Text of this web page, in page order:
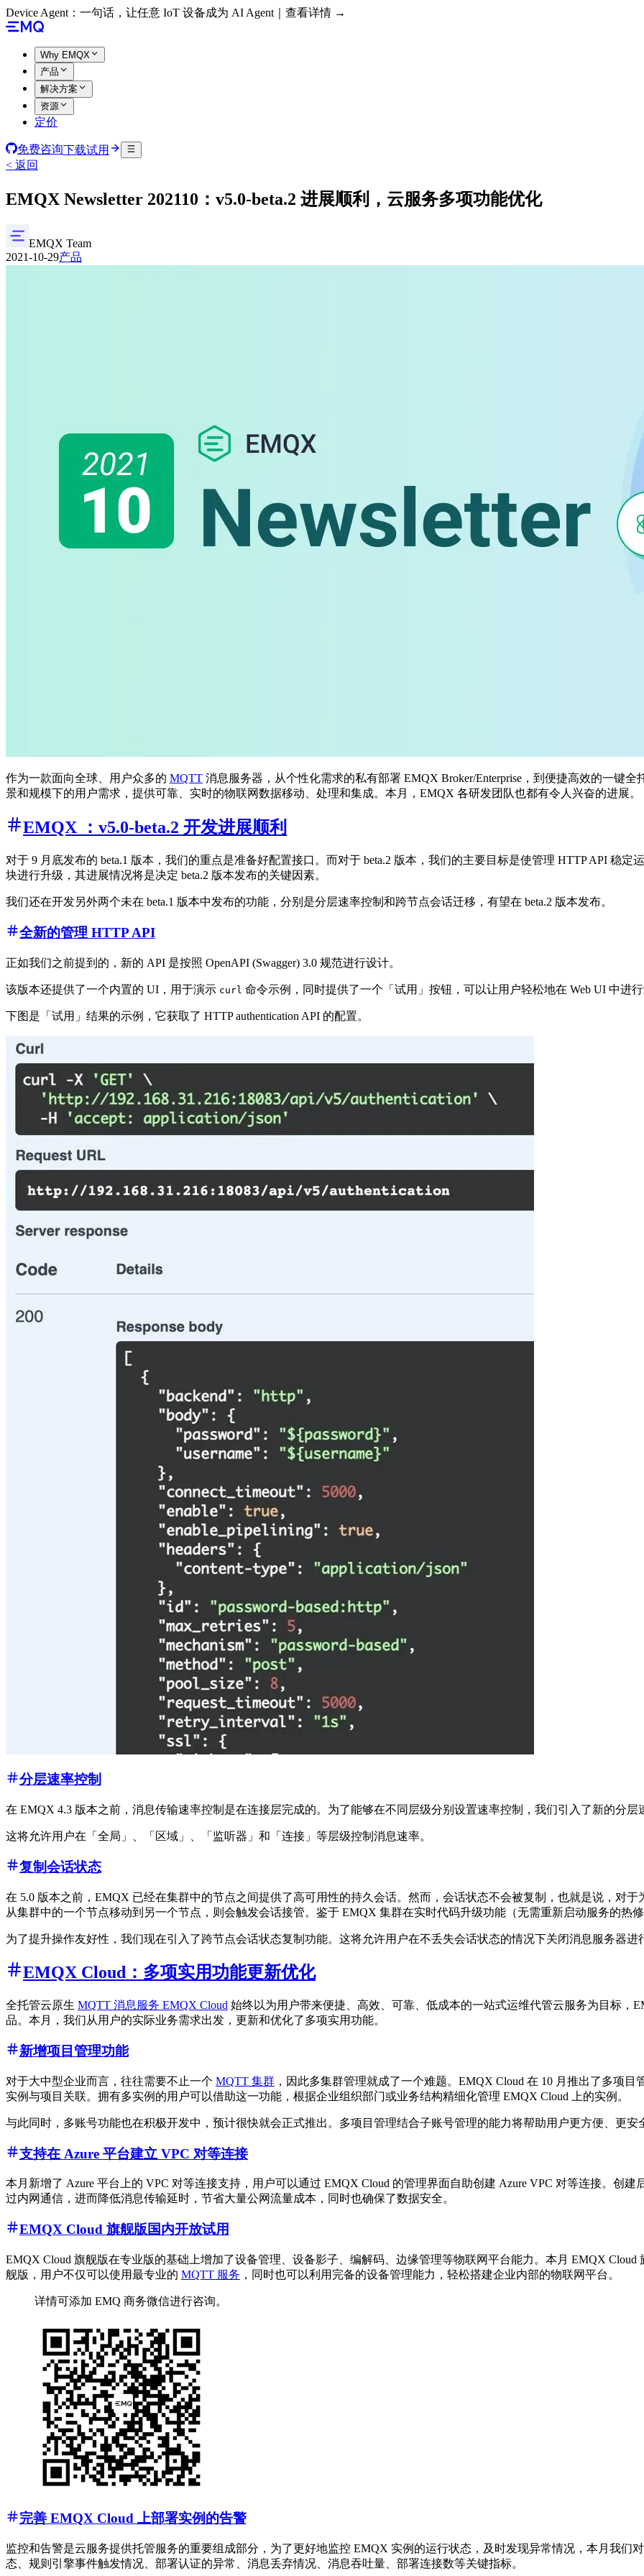
Device Agent：一句话，让任意 IoT 设备成为 AI Agent｜查看详情 →
Why EMQX
产品
解决方案
资源
定价
免费咨询下载试用
< 返回
EMQX Newsletter 202110：v5.0-beta.2 进展顺利，云服务多项功能优化
EMQX Team
2021-10-29产品
作为一款面向全球、用户众多的 MQTT 消息服务器，从个性化需求的私有部署 EMQX Broker/Enterprise，到便捷高效的一键全
景和规模下的用户需求，提供可靠、实时的物联网数据移动、处理和集成。本月，EMQX 各研发团队也都有令人兴奋的进展。
EMQX ：v5.0-beta.2 开发进展顺利
对于 9 月底发布的 beta.1 版本，我们的重点是准备好配置接口。而对于 beta.2 版本，我们的主要目标是使管理 HTTP API 稳
块进行升级，其进展情况将是决定 beta.2 版本发布的关键因素。
我们还在开发另外两个未在 beta.1 版本中发布的功能，分别是分层速率控制和跨节点会话迁移，有望在 beta.2 版本发布。
全新的管理 HTTP API
正如我们之前提到的，新的 API 是按照 OpenAPI (Swagger) 3.0 规范进行设计。
该版本还提供了一个内置的 UI，用于演示 curl 命令示例，同时提供了一个「试用」按钮，可以让用户轻松地在 Web UI 中进
下图是「试用」结果的示例，它获取了 HTTP authentication API 的配置。
分层速率控制
在 EMQX 4.3 版本之前，消息传输速率控制是在连接层完成的。为了能够在不同层级分别设置速率控制，我们引入了新的分层
这将允许用户在「全局」、「区域」、「监听器」和「连接」等层级控制消息速率。
复制会话状态
在 5.0 版本之前，EMQX 已经在集群中的节点之间提供了高可用性的持久会话。然而，会话状态不会被复制，也就是说，对
从集群中的一个节点移动到另一个节点，则会触发会话接管。鉴于 EMQX 集群在实时代码升级功能（无需重新启动服务的热
为了提升操作友好性，我们现在引入了跨节点会话状态复制功能。这将允许用户在不丢失会话状态的情况下关闭消息服务器进
EMQX Cloud：多项实用功能更新优化
全托管云原生 MQTT 消息服务 EMQX Cloud 始终以为用户带来便捷、高效、可靠、低成本的一站式运维代管云服务为目标，
品。本月，我们从用户的实际业务需求出发，更新和优化了多项实用功能。
新增项目管理功能
对于大中型企业而言，往往需要不止一个 MQTT 集群 ，因此多集群管理就成了一个难题。EMQX Cloud 在 10 月推出了多项
实例与项目关联。拥有多实例的用户可以借助这一功能，根据企业组织部门或业务结构精细化管理 EMQX Cloud 上的实例。
与此同时，多账号功能也在积极开发中，预计很快就会正式推出。多项目管理结合子账号管理的能力将帮助用户更方便、更安
支持在 Azure 平台建立 VPC 对等连接
本月新增了 Azure 平台上的 VPC 对等连接支持，用户可以通过 EMQX Cloud 的管理界面自助创建 Azure VPC 对等连接。创
过内网通信，进而降低消息传输延时，节省大量公网流量成本，同时也确保了数据安全。
EMQX Cloud 旗舰版国内开放试用
EMQX Cloud 旗舰版在专业版的基础上增加了设备管理、设备影子、编解码、边缘管理等物联网平台能力。本月 EMQX
舰版，用户不仅可以使用最专业的 MQTT 服务 ，同时也可以利用完备的设备管理能力，轻松搭建企业内部的物联网平台。
详情可添加 EMQ 商务微信进行咨询。
完善 EMQX Cloud 上部署实例的告警
监控和告警是云服务提供托管服务的重要组成部分，为了更好地监控 EMQX 实例的运行状态，及时发现异常情况，本月我们
态、规则引擎事件触发情况、部署认证的异常、消息丢弃情况、消息吞吐量、部署连接数等关键指标。